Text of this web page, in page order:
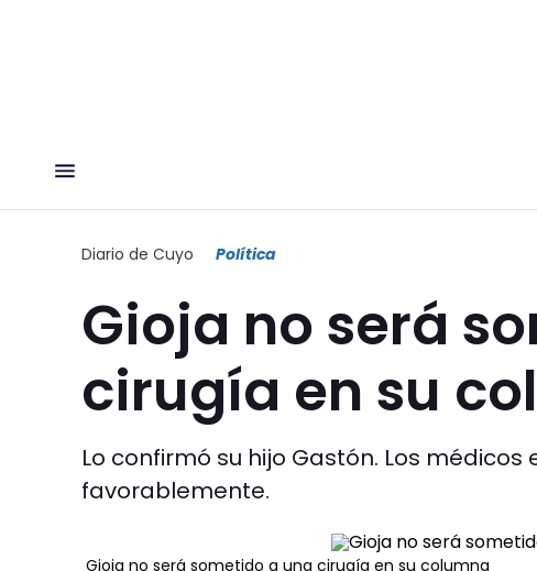
Diario de Cuyo Política
Gioja no será
cirugía en su
Lo confirmó su hijo Gastón. Los
favorablemente.
Gioja no será sometido a una cirugía en su columna